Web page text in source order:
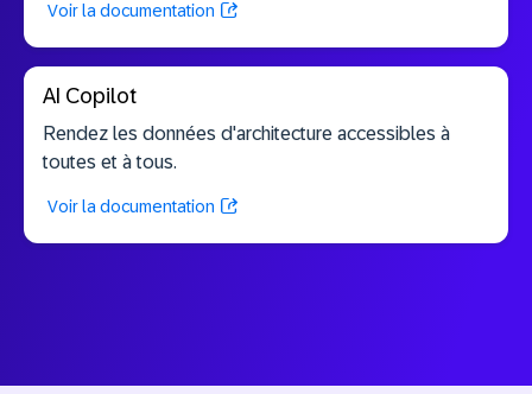
Voir la documentation
AI Copilot
Rendez les données d'architecture accessibles à
toutes et à tous.
Voir la documentation